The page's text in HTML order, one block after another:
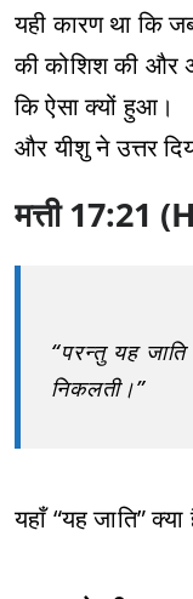
यही कारण था कि
की कोशिश की और
कि ऐसा क्यों हुआ।
और यीशु ने उत्तर
मत्ती 17:21
“परन्तु यह
निकलती।”
यहाँ “यह जाति” क्या